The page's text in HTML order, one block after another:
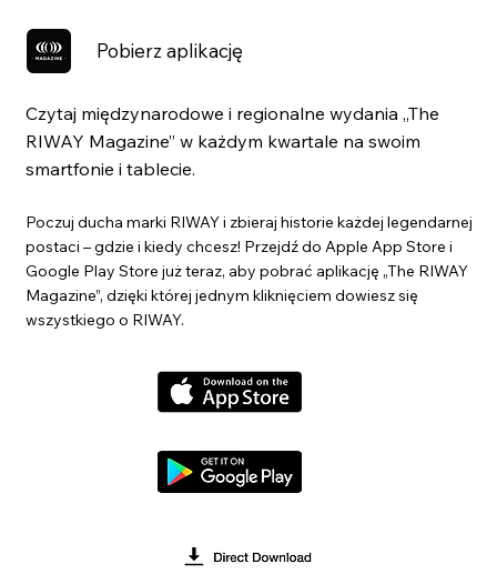
Pobierz aplikację
Czytaj międzynarodowe i regionalne wydania „The
RIWAY Magazine” w każdym kwartale na swoim
smartfonie i tablecie.
Poczuj ducha marki RIWAY i zbieraj historie każdej legendarnej
postaci – gdzie i kiedy chcesz! Przejdź do Apple App Store i
Google Play Store już teraz, aby pobrać aplikację „The RIWAY
Magazine”, dzięki której jednym kliknięciem dowiesz się
wszystkiego o RIWAY.